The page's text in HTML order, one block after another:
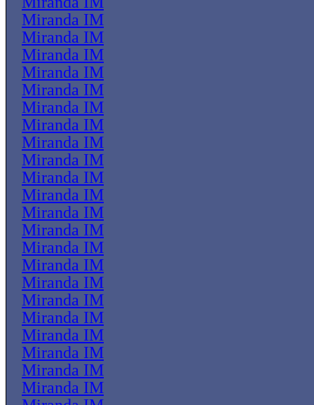
Miranda IM
Miranda IM
Miranda IM
Miranda IM
Miranda IM
Miranda IM
Miranda IM
Miranda IM
Miranda IM
Miranda IM
Miranda IM
Miranda IM
Miranda IM
Miranda IM
Miranda IM
Miranda IM
Miranda IM
Miranda IM
Miranda IM
Miranda IM
Miranda IM
Miranda IM